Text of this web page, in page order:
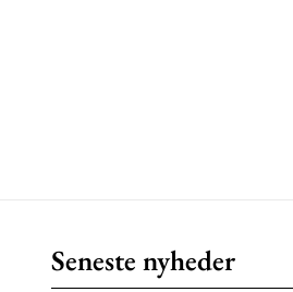
Seneste nyheder